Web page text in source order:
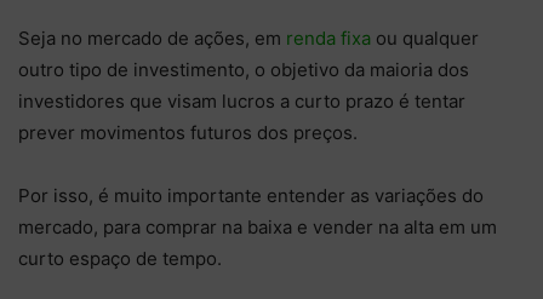
Seja no mercado de ações, em renda fixa ou qualquer
outro tipo de investimento, o objetivo da maioria dos
investidores que visam lucros a curto prazo é tentar
prever movimentos futuros dos preços.
Por isso, é muito importante entender as variações do
mercado, para comprar na baixa e vender na alta em um
curto espaço de tempo.